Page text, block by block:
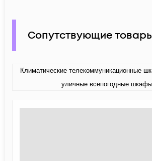
Сопутствующие
Климатические телекоммуникационные
уличные всепогодные шкафы